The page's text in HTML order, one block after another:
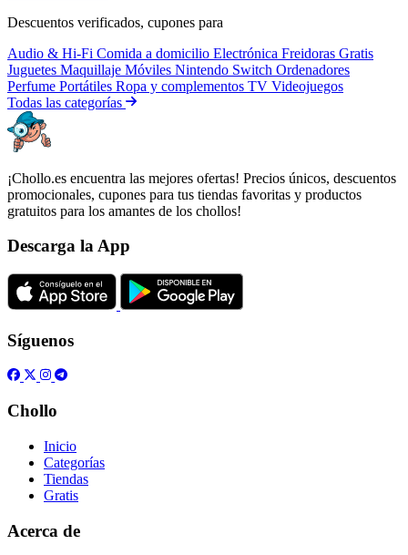
Descuentos verificados, cupones para
Audio & Hi-Fi Comida a domicilio Electrónica Freidoras Gratis
Juguetes Maquillaje Móviles Nintendo Switch Ordenadores
Perfume Portátiles Ropa y complementos TV Videojuegos
Todas las categorías
¡Chollo.es encuentra las mejores ofertas! Precios únicos, descuentos
promocionales, cupones para tus tiendas favoritas y productos
gratuitos para los amantes de los chollos!
Descarga la App
Síguenos
Chollo
Inicio
Categorías
Tiendas
Gratis
Acerca de